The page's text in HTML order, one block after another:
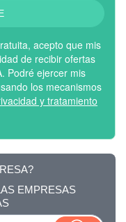
acepto que mis
de recibir ofertas
Podré ejercer mis
los mecanismos
y tratamiento
EMPRESAS